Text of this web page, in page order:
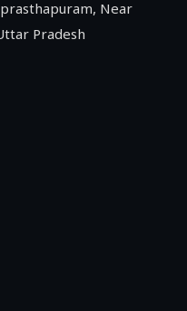
Near
Pradesh